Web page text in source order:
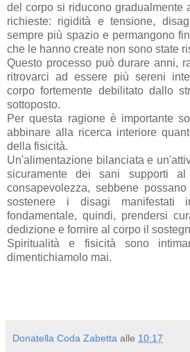
del corpo si riducono gradualmente
richieste: rigidità e tensione,
sempre più spazio e permangono
che le hanno create non sono state
Questo processo può durare anni,
ritrovarci ad essere più sereni
corpo fortemente debilitato dallo
sottoposto.
Per questa ragione è importante
abbinare alla ricerca interiore
della fisicità.
Un'alimentazione bilanciata e
sicuramente dei sani supporti al
consapevolezza, sebbene
sostenere i disagi manifestati
fondamentale, quindi, prendersi
dedizione e fornire al corpo il
Spiritualità e fisicità sono
dimentichiamolo mai.
Donatella Coda Zabetta alle 10:17